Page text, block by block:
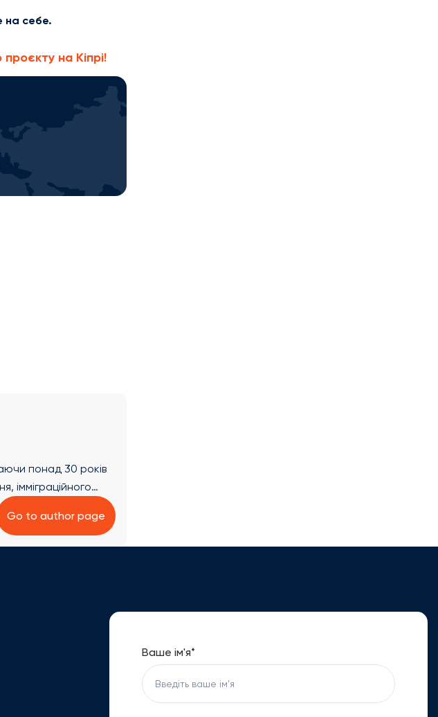
на себе.
на Кіпрі!
понад 30 років
імміграційного
та експертні
компаній,
Go to author page
Ваше ім'я*